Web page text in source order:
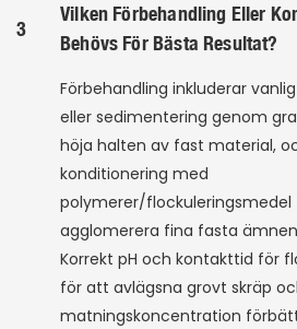
3
Vilken Förbehandling Eller
Behövs För Bästa Resultat?
Förbehandling inkluderar
eller sedimentering genom
höja halten av fast material,
konditionering med
polymerer/
agglomerera fina fasta
Korrekt pH och kontakttid för
för att avlägsna grovt skräp
matningskoncentration